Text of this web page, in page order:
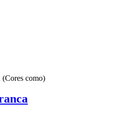
como)